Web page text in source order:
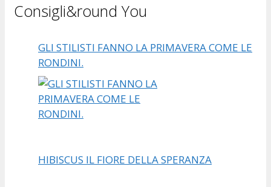
Consigli&round You
GLI STILISTI FANNO LA PRIMAVERA COME LE
RONDINI.
HIBISCUS IL FIORE DELLA SPERANZA